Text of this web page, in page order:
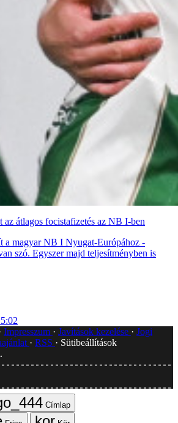
átlagos focistafizetés az NB I-ben
a magyar NB I Nyugat-Európához -
szó. Egyszer majd teljesítményben is
Impresszum Javítások kezelése
Jogi
RSS
Sütibeállítások
Címlap